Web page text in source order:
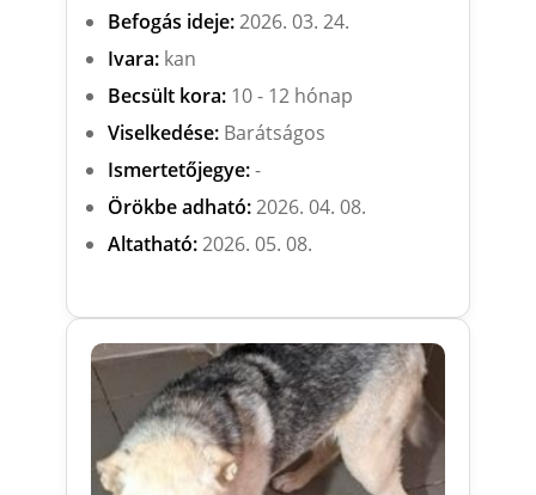
Befogás ideje:2026. 03. 24.
Ivara:kan
Becsült kora:10 - 12 hónap
Viselkedése:Barátságos
Ismertetőjegye:-
Örökbe adható:2026. 04. 08.
Altatható:2026. 05. 08.